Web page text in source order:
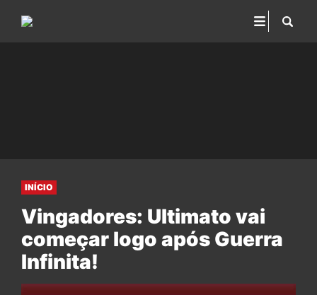
INÍCIO
Vingadores: Ultimato vai
começar logo após Guerra
Infinita!